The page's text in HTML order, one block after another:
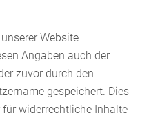
Website
Angaben auch der
zuvor durch den
gespeichert. Dies
widerrechtliche Inhalte